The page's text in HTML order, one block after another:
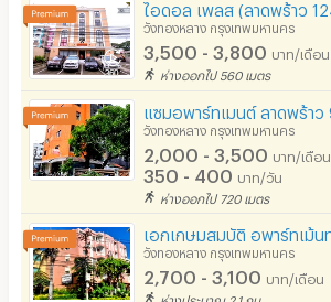
วังทองหลาง กรุงเทพมหานคร
3,500 - 3,800 บาท/เดือน
ห่างออกไป 560 เมตร
วังทองหลาง กรุงเทพมหานคร
2,000 - 3,500 บาท/เดือน
350 - 400 บาท/วัน
ห่างออกไป 720 เมตร
วังทองหลาง กรุงเทพมหานคร
2,700 - 3,100 บาท/เดือน
ห่างประมาณ 2.1 กม.